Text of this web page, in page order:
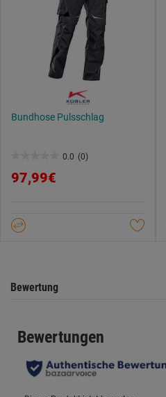
Bundhose Pulsschlag
0.0 (0)
von
97,99€
Bewertung